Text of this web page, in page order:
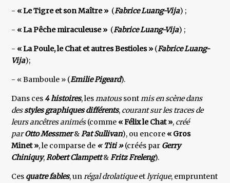
- « Le Tigre et son Maître » (Fabrice Luang-Vija) ;
- « La Pêche miraculeuse » (Fabrice Luang-Vija) ;
- « La Poule, le Chat et autres Bestioles » (Fabrice Luang-
Vija);
- « Bamboule » (Emilie Pigeard).
Dans ces 4 histoires, lesmatoussontmis en scènedans
desstyles graphiques différents, courant sur les traces de
leurs ancêtres animés(comme « Félix le Chat », créé
parOtto Messmer&Pat Sullivan), ou encore « Gros
Minet », le comparse de « Titi »(créés par Gerry
Chiniquy,Robert Clampett&Fritz Freleng).
Ces quatre fables, unrégal drolatiqueetlyrique, empruntent